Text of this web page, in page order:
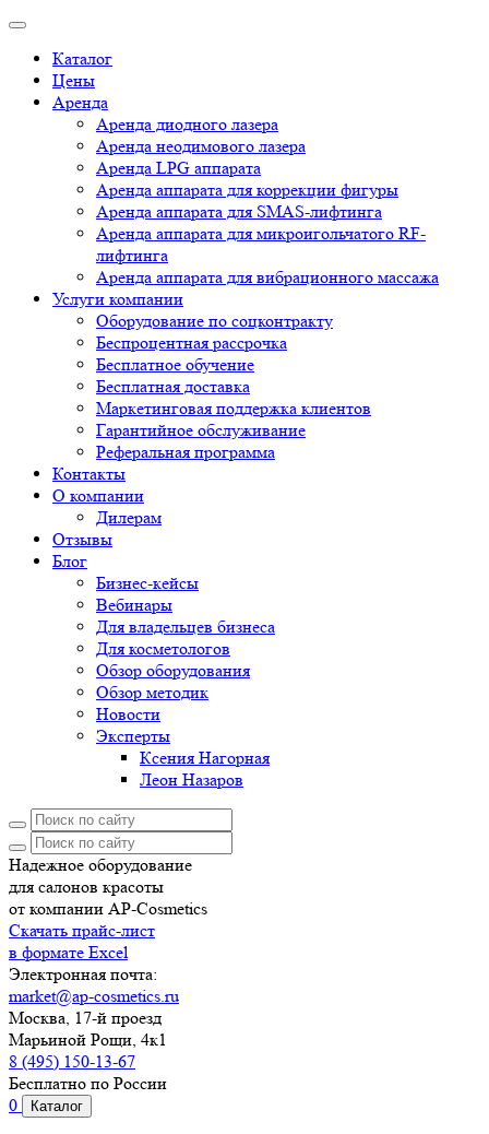
Каталог
Цены
Аренда
Аренда диодного лазера
Аренда неодимового лазера
Аренда LPG аппарата
Аренда аппарата для коррекции фигуры
Аренда аппарата для SMAS-лифтинга
Аренда аппарата для микроигольчатого RF-
лифтинга
Аренда аппарата для вибрационного массажа
Услуги компании
Оборудование по соцконтракту
Беспроцентная рассрочка
Бесплатное обучение
Бесплатная доставка
Маркетинговая поддержка клиентов
Гарантийное обслуживание
Реферальная программа
Контакты
О компании
Дилерам
Отзывы
Блог
Бизнес-кейсы
Вебинары
Для владельцев бизнеса
Для косметологов
Обзор оборудования
Обзор методик
Новости
Эксперты
Ксения Нагорная
Леон Назаров
Надежное оборудование
для салонов красоты
от компании AP-Cosmetics
Скачать прайс-лист
в формате Excel
Электронная почта:
market@ap-cosmetics.ru
Москва, 17-й проезд
Марьиной Рощи, 4к1
8 (495) 150-13-67
Бесплатно по России
0
Каталог